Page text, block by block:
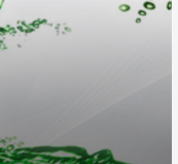
практичность и стиль
как выбрать
колбу и шланг для
защита от